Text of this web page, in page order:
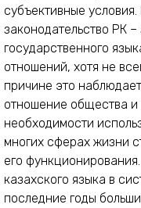
субъективные
законодательство РК
государственного
отношений, хотя не
причине это
отношение общества
необходимости
многих сферах жизни
его
казахского языка в
последние годы